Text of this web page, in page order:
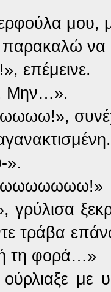
μου,
να
επέμεινε.
Μην…».
».
τράβα
τη φορά…»
ούρλιαξε